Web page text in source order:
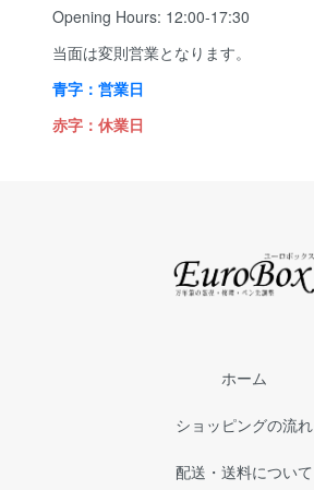
Opening Hours: 12:00-17:30
当面は変則営業となります。
青字：営業日
赤字：休業日
ホーム
ショッピングの流れ
配送・送料について